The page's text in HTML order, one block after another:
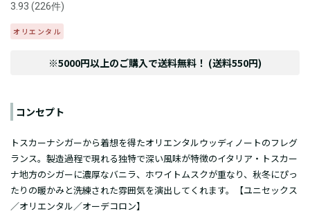
3.93 (226件)
オリエンタル
※5000円以上のご購入で送料無料！ (送料550円)
コンセプト
トスカーナシガーから着想を得たオリエンタルウッディノートのフレグ
ランス。製造過程で現れる独特で深い風味が特徴のイタリア・トスカー
ナ地方のシガーに濃厚なバニラ、ホワイトムスクが重なり、秋冬にぴっ
たりの暖かみと洗練された雰囲気を演出してくれます。【ユニセックス
／オリエンタル／オーデコロン】